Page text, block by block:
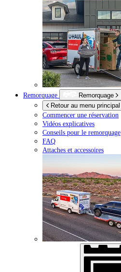
Remorquage
Remorquage
Retour au menu principal
Commencer une réservation
Vidéos explicatives
Conseils pour le remorquage
FAQ
Attaches et accessoires